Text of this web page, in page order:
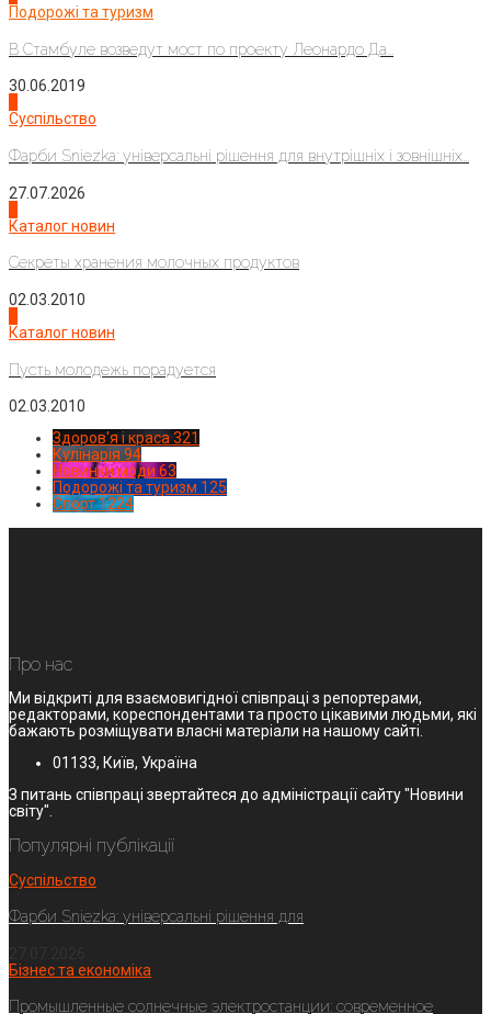
Подорожі та туризм
В Стамбуле возведут мост по проекту Леонардо Да...
30.06.2019
Суспільство
Фарби Sniezka: універсальні рішення для внутрішніх і зовнішніх...
27.07.2026
Каталог новин
Секреты хранения молочных продуктов
02.03.2010
Каталог новин
Пусть молодежь порадуется
02.03.2010
Здоров'я і краса 321
Кулінарія 94
Новинки моди 63
Подорожі та туризм 125
Спорт1224
Про нас
Ми відкриті для взаємовигідної співпраці з репортерами,
редакторами, кореспондентами та просто цікавими людьми, які
бажають розміщувати власні матеріали на нашому сайті.
01133, Київ, Україна
З питань співпраці звертайтеся до адміністрації сайту "Новини
світу".
Популярні публікації
Суспільство
Фарби Sniezka: універсальні рішення для
Бізнес та економіка
Промышленные солнечные электростанции: современное